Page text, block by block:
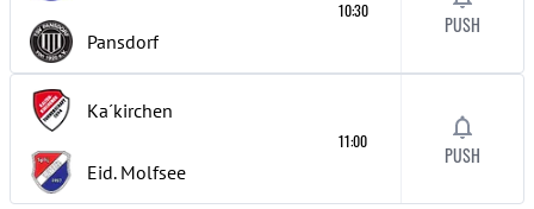
Pansdorf
10:30
PUSH
Ka´kirchen
Eid. Molfsee
11:00
PUSH